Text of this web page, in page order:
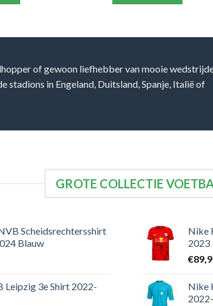
of gewoon liefhebber van mooie
stadions in Engeland, Duitsland, Spanje, Italië of
GROTE COLLECTIE
Scheidsrechtersshirt
Blauw
Leipzig 3e Shirt 2022-
Nike
2023
€
Nike